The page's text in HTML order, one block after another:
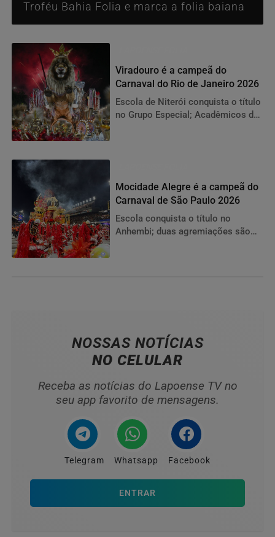
Troféu Bahia Folia e marca a folia baiana
Viradouro é a campeã do
Carnaval do Rio de Janeiro 2026
Escola de Niterói conquista o título
no Grupo Especial; Acadêmicos de
Mocidade Alegre é a campeã do
Carnaval de São Paulo 2026
Escola conquista o título no
Anhembi; duas agremiações são
NOSSAS NOTÍCIAS
NO CELULAR
Receba as notícias do Lapoense TV no
seu app favorito de mensagens.
Telegram Whatsapp Facebook
ENTRAR